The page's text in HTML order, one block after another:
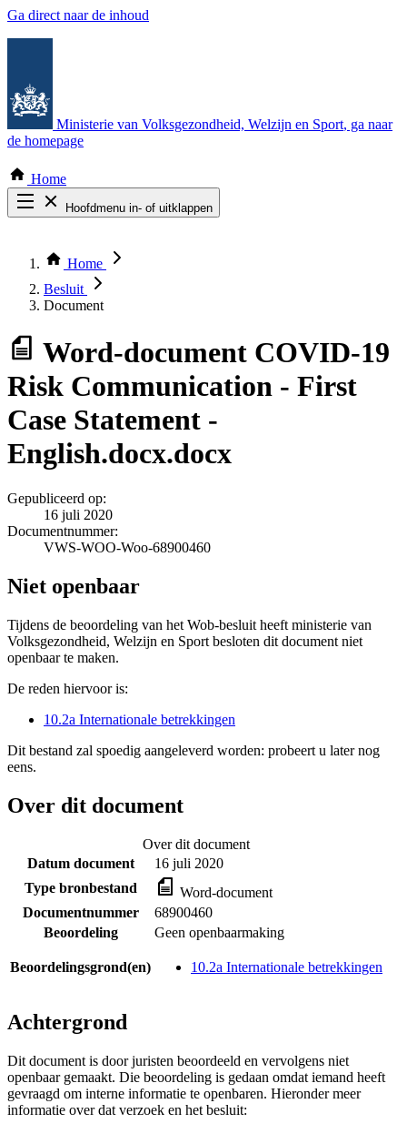
Ga direct naar de inhoud
Ministerie van Volksgezondheid, Welzijn en Sport, ga naar
de homepage
Home
Hoofdmenu in- of uitklappen
Thema COVID-19
Bekijk per bestuursorgaan
Home
Besluit
Document
Word-document COVID-19
Risk Communication - First
Case Statement -
English.docx.docx
Gepubliceerd op:
16 juli 2020
Documentnummer:
VWS-WOO-Woo-68900460
Niet openbaar
Tijdens de beoordeling van het Wob-besluit heeft ministerie van
Volksgezondheid, Welzijn en Sport besloten dit document niet
openbaar te maken.
De reden hiervoor is:
10.2a Internationale betrekkingen
Dit bestand zal spoedig aangeleverd worden: probeert u later nog
eens.
Over dit document
Over dit document
Datum document
16 juli 2020
Type bronbestand
Word-document
Documentnummer
68900460
Beoordeling
Geen openbaarmaking
Beoordelingsgrond(en) 10.2a Internationale betrekkingen
Achtergrond
Dit document is door juristen beoordeeld en vervolgens niet
openbaar gemaakt. Die beoordeling is gedaan omdat iemand heeft
gevraagd om interne informatie te openbaren. Hieronder meer
informatie over dat verzoek en het besluit: